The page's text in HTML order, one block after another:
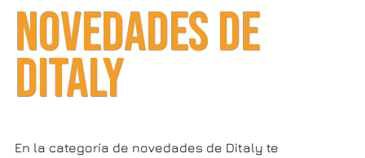
NOVEDADES DE
DITALY
En la categoría de novedades de Ditaly te